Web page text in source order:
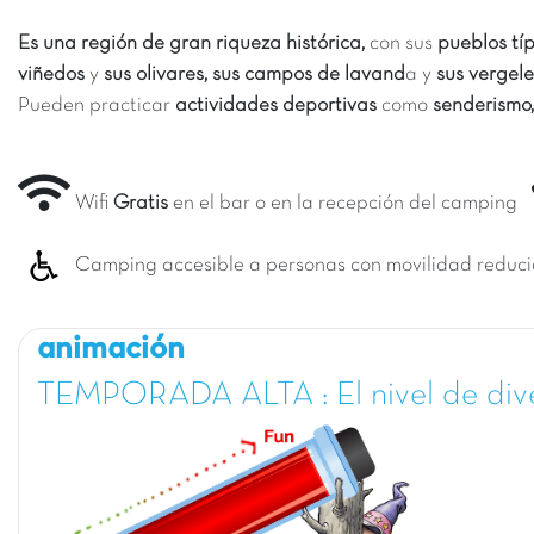
Es una región de gran riqueza histórica, con sus pueblos
viñedos y sus olivares, sus campos de lavanda y sus
Pueden practicar actividades deportivas como
Wifi Gratis en el bar o en la recepción del camping
Camping accesible a personas con movilidad
animación
TEMPORADA ALTA : El nivel de